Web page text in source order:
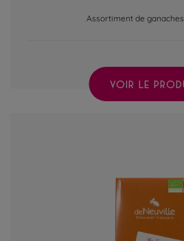
Assortiment de
VOIR LE